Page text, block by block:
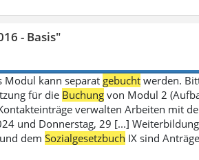
- Basis"
Modul kann separat gebucht werden.
für die Buchung von Modul 2
verwalten Arbeiten mit
und Donnerstag, 29 [...]
demSozialgesetzbuch IX sind